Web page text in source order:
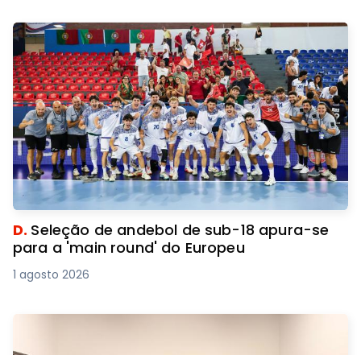
D. Seleção de andebol de sub-18 apura-se
para a 'main round' do Europeu
1 agosto 2026